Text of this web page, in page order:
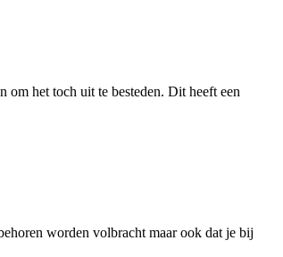
het toch uit te besteden. Dit heeft een
worden volbracht maar ook dat je bij